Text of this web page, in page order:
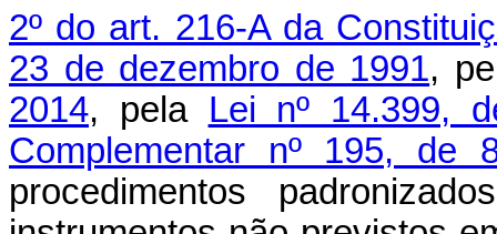
2º do art. 216-A da
23 de dezembro de 1991,
2014, pela Lei nº 14.399,
Complementar nº 195, de
procedimentos